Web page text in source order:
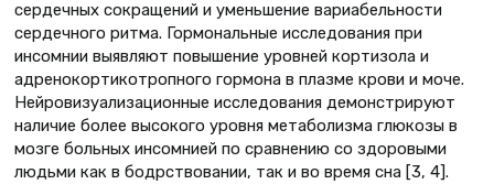
сердечных сокращений и уменьшение вариабельности
сердечного ритма. Гормональные исследования при
инсомнии выявляют повышение уровней кортизола и
адренокортикотропного гормона в плазме крови и моче.
Нейровизуализационные исследования демонстрируют
наличие более высокого уровня метаболизма глюкозы в
мозге больных инсомнией по сравнению со здоровыми
людьми как в бодрствовании, так и во время сна [3, 4].